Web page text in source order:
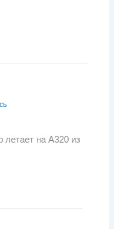
летает на А320 из